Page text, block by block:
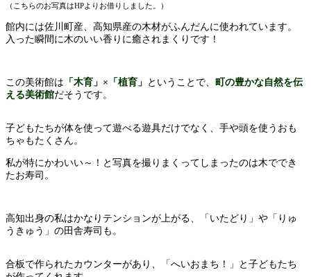
（こちらのお写真はHPよりお借りしました。）
館内には佐川町産、高知県産の木材がふんだんに使われています。
入った瞬間に木のいい香りに癒されまくりです！
この美術館は 「木育」×「植育」 ということで、
町の豊かな自然を伝
える美術館だそうです。
子どもたちが体を使って遊べる遊具だけでなく、手や頭を使うおも
ちゃもたくさん。
私が特にかわいい～！と写真を撮りまくってしまったのは木ででき
たお寿司。
高知出身の私はかなりテンションが上がる、「いたどり」や「りゅ
うきゅう」の田舎寿司も。
合板で作られたカウンターがあり、「へいおまち！」と子どもたち